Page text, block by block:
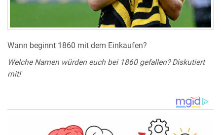
Wann beginnt 1860 mit dem Einkaufen?
Welche Namen würden euch bei 1860 gefallen? Diskutiert
mit!